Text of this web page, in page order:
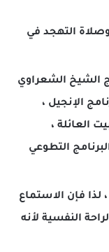
التهجد في
الشيخ الشعراوي
الإنجيل ،
العائلة ،
التطوعي
اليوم ، لذا فإن الاستماع
النفسية لأنه